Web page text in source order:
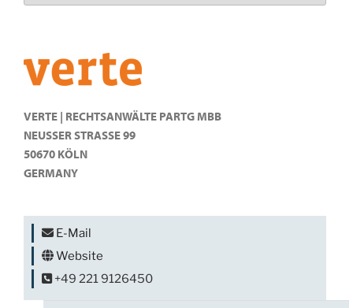
VERTE | RECHTSANWÄLTE PARTG MBB
NEUSSER STRASSE 99
50670 KÖLN
GERMANY
E-Mail
Website
+49 221 9126450